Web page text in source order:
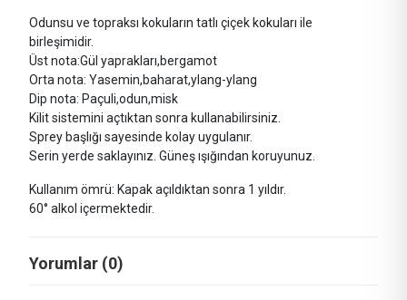
Odunsu ve topraksı kokuların tatlı çiçek kokuları ile
birleşimidir.
Üst nota:Gül yaprakları,bergamot
Orta nota: Yasemin,baharat,ylang-ylang
Dip nota: Paçuli,odun,misk
Kilit sistemini açtıktan sonra kullanabilirsiniz.
Sprey başlığı sayesinde kolay uygulanır.
Serin yerde saklayınız. Güneş ışığından koruyunuz.
Kullanım ömrü: Kapak açıldıktan sonra 1 yıldır.
60° alkol içermektedir.
Yorumlar (0)